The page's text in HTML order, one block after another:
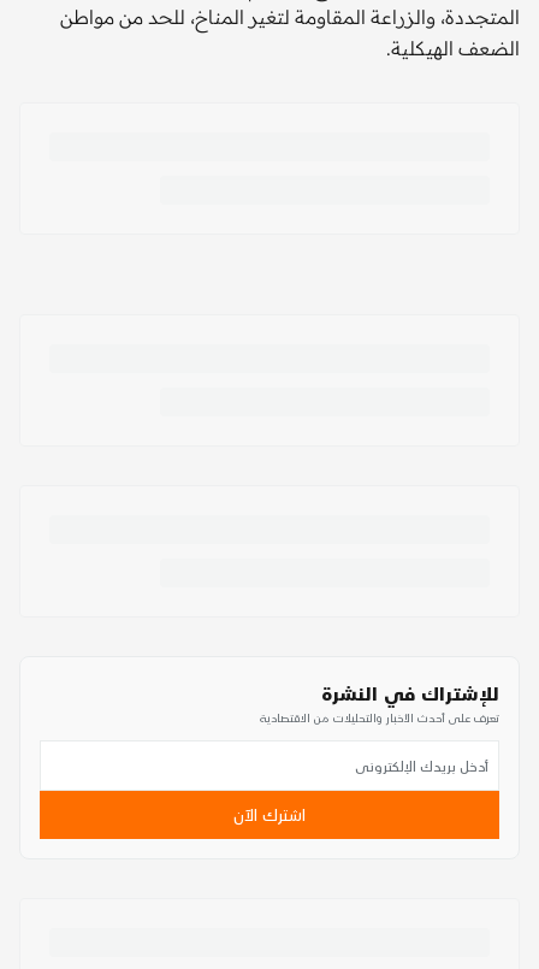
المتجددة، والزراعة المقاومة لتغير المناخ، للحد من مواطن
الضعف الهيكلية.
للإشتراك في النشرة
تعرف على أحدث الأخبار والتحليلات من الاقتصادية
اشترك الآن